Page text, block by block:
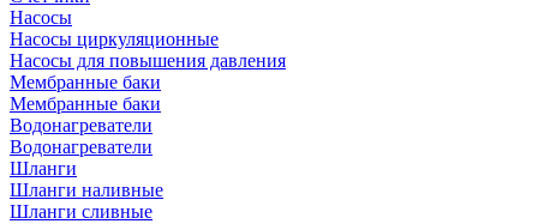
Насосы
Насосы циркуляционные
Насосы для повышения давления
Мембранные баки
Мембранные баки
Водонагреватели
Водонагреватели
Шланги
Шланги наливные
Шланги сливные